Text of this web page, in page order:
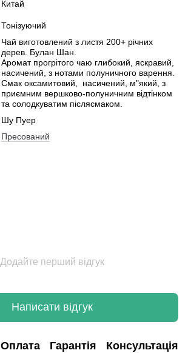
Китай
Тонізуючий
Чай виготовлений з листя 200+ річних
дерев. Булан Шан.
Аромат прогрітого чаю глибокий, яскравий,
насичений, з нотами полуничного варення.
Смак оксамитовий, насичений, м"який, з
приємним вершково-полуничним відтінком
та солодкуватим післясмаком.
Шу Пуер
Пресований
Додайте перший відгук
Написати відгук
Оплата Гарантія Консультація